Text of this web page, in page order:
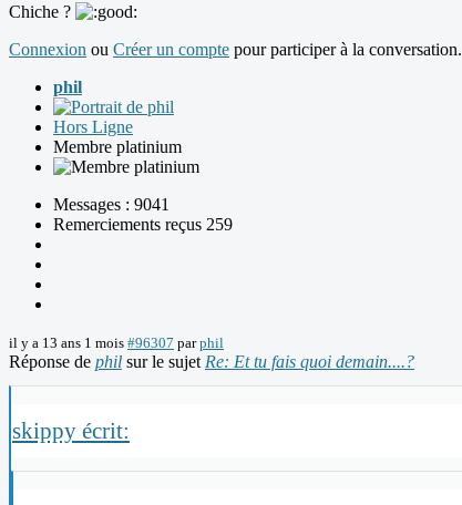
Chiche ?
Connexion ou Créer un compte pour participer à la conversation.
phil
Hors Ligne
Membre platinium
Messages : 9041
Remerciements reçus 259
il y a 13 ans 1 mois #96307 parphil
Réponse de phil sur le sujet Re: Et tu fais quoi demain....?
skippy écrit: